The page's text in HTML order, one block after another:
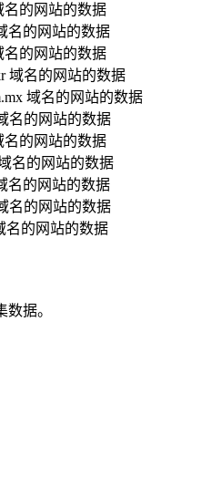
名的网站的数据
名的网站的数据
名的网站的数据
域名的网站的数据
域名的网站的数据
名的网站的数据
名的网站的数据
名的网站的数据
名的网站的数据
名的网站的数据
名的网站的数据
据。